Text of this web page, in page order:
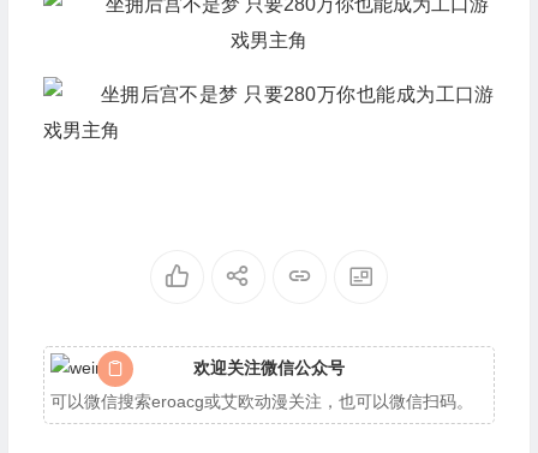
欢迎关注微信公众号
可以微信搜索eroacg或艾欧动漫关注，也可以微信扫码。